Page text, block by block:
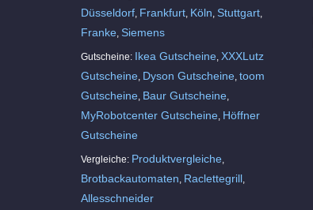
Düsseldorf Frankfurt Köln Stuttgart
Franke Siemens
Gutscheine: Ikea Gutscheine XXXLutz
Gutscheine Dyson Gutscheine toom
Gutscheine Baur Gutscheine
MyRobotcenter Gutscheine Höffner
Gutscheine
Vergleiche: Produktvergleiche
Brotbackautomaten Raclettegrill
Allesschneider